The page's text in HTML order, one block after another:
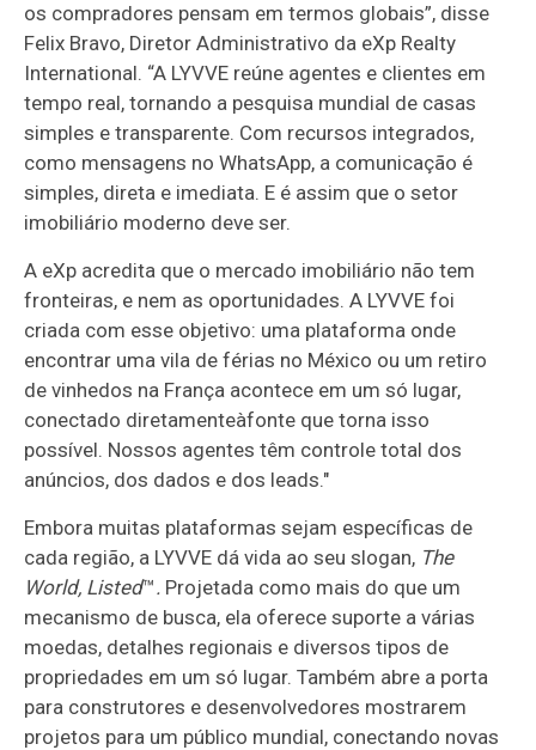
os compradores pensam em termos globais”, disse
Felix Bravo, Diretor Administrativo da eXp Realty
International. “A LYVVE reúne agentes e clientes em
tempo real, tornando a pesquisa mundial de casas
simples e transparente. Com recursos integrados,
como mensagens no WhatsApp, a comunicação é
simples, direta e imediata. E é assim que o setor
imobiliário moderno deve ser.
A eXp acredita que o mercado imobiliário não tem
fronteiras, e nem as oportunidades. A LYVVE foi
criada com esse objetivo: uma plataforma onde
encontrar uma vila de férias no México ou um retiro
de vinhedos na França acontece em um só lugar,
conectado diretamenteàfonte que torna isso
possível. Nossos agentes têm controle total dos
anúncios, dos dados e dos leads."
Embora muitas plataformas sejam específicas de
cada região, a LYVVE dá vida ao seu slogan, The
World, Listed™. Projetada como mais do que um
mecanismo de busca, ela oferece suporte a várias
moedas, detalhes regionais e diversos tipos de
propriedades em um só lugar. Também abre a porta
para construtores e desenvolvedores mostrarem
projetos para um público mundial, conectando novas